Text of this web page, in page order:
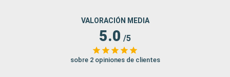
VALORACIÓN MEDIA
5.0 /5
sobre 2 opiniones de clientes